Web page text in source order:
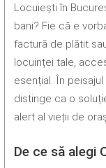
Locuiești în
bani? Fie că e
factură de plătit
locuinței tale,
esențial. În
distinge ca o
alert al vieții de
De ce să alegi